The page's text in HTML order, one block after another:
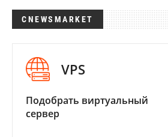
CNEWSMARKET
VPS
Подобрать виртуальный
сервер